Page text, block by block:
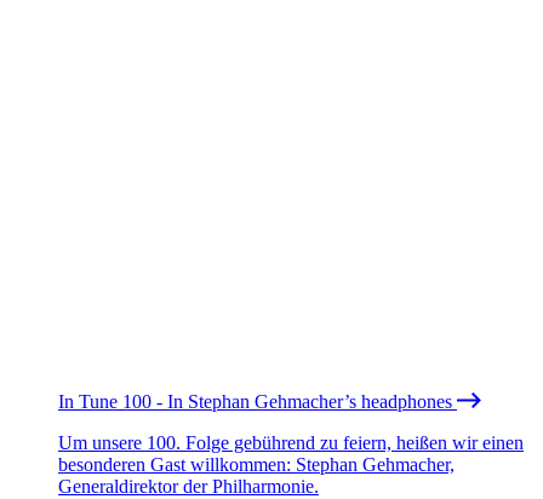
In Tune 100 - In Stephan Gehmacher’s headphones
Um unsere 100. Folge gebührend zu feiern, heißen wir einen
besonderen Gast willkommen: Stephan Gehmacher,
Generaldirektor der Philharmonie.